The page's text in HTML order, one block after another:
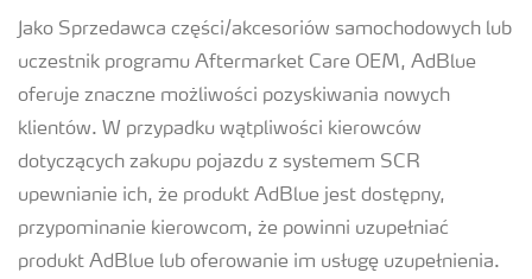
Jako Sprzedawca części/akcesoriów samochodowych lub
uczestnik programu Aftermarket Care OEM, AdBlue
oferuje znaczne możliwości pozyskiwania nowych
klientów. W przypadku wątpliwości kierowców
dotyczących zakupu pojazdu z systemem SCR
upewnianie ich, że produkt AdBlue jest dostępny,
przypominanie kierowcom, że powinni uzupełniać
produkt AdBlue lub oferowanie im usługę uzupełnienia.